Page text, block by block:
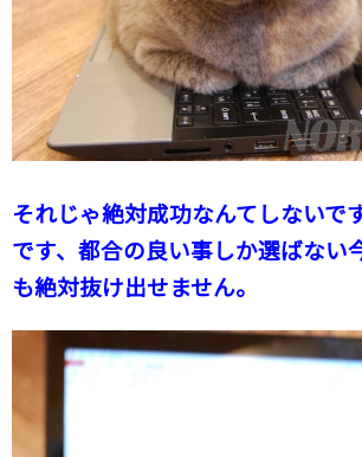
それじゃ絶対成功なんてしないで
です、都合の良い事しか選ばない
も絶対抜け出せません。